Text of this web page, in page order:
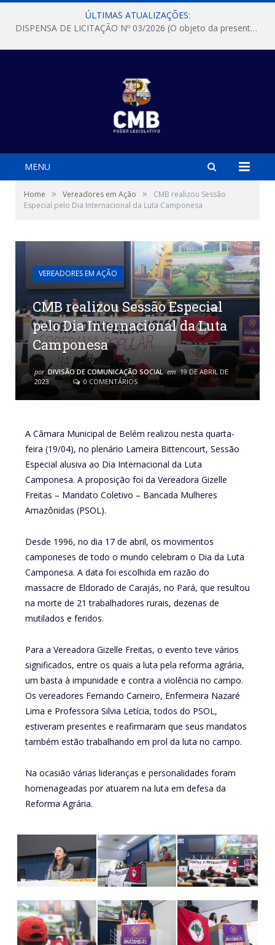
ÚLTIMAS ATUALIZAÇÕES:
DISPENSA DE LICITAÇÃO Nº 03/2026 (O objeto da presente dispensa é a escolha da proposta mais vantajosa para a aquisição, de aparelhos de ar condicionado, tipo Split, com material de instalação e fogão industrial, conforme condições, quantidades e exigências estabelecidas no termo de referencia e neste aviso de contratação direta e seus anexos)
MENU
Home » Vereadores em Ação »
CMB realizou Sessão
Especial pelo Dia Internacional da Luta Camponesa
VEREADORES EM AÇÃO
CMB realizou Sessão Especial
pelo Dia Internacional da Luta
Camponesa
por DIVISÃO DE COMUNICAÇÃO SOCIAL em 19 DE ABRIL DE
2023
0 COMENTÁRIOS
A Câmara Municipal de Belém realizou nesta quarta-
feira (19/04), no plenário Lameira Bittencourt, Sessão
Especial alusiva ao Dia Internacional da Luta
Camponesa. A proposição foi da Vereadora Gizelle
Freitas – Mandato Coletivo – Bancada Mulheres
Amazônidas (PSOL).
Desde 1996, no dia 17 de abril, os movimentos
camponeses de todo o mundo celebram o Dia da Luta
Camponesa. A data foi escolhida em razão do
massacre de Eldorado de Carajás, no Pará, que resultou
na morte de 21 trabalhadores rurais, dezenas de
mutilados e feridos.
Para a Vereadora Gizelle Freitas, o evento teve vários
significados, entre os quais a luta pela reforma agrária,
um basta à impunidade e contra a violência no campo.
Os vereadores Fernando Carneiro, Enfermeira Nazaré
Lima e Professora Silvia Letícia, todos do PSOL,
estiveram presentes e reafirmaram que seus mandatos
também estão trabalhando em prol da luta no campo.
Na ocasião várias lideranças e personalidades foram
homenageadas por atuarem na luta em defesa da
Reforma Agrária.